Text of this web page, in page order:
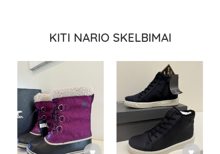
KITI NARIO SKELBIMAI